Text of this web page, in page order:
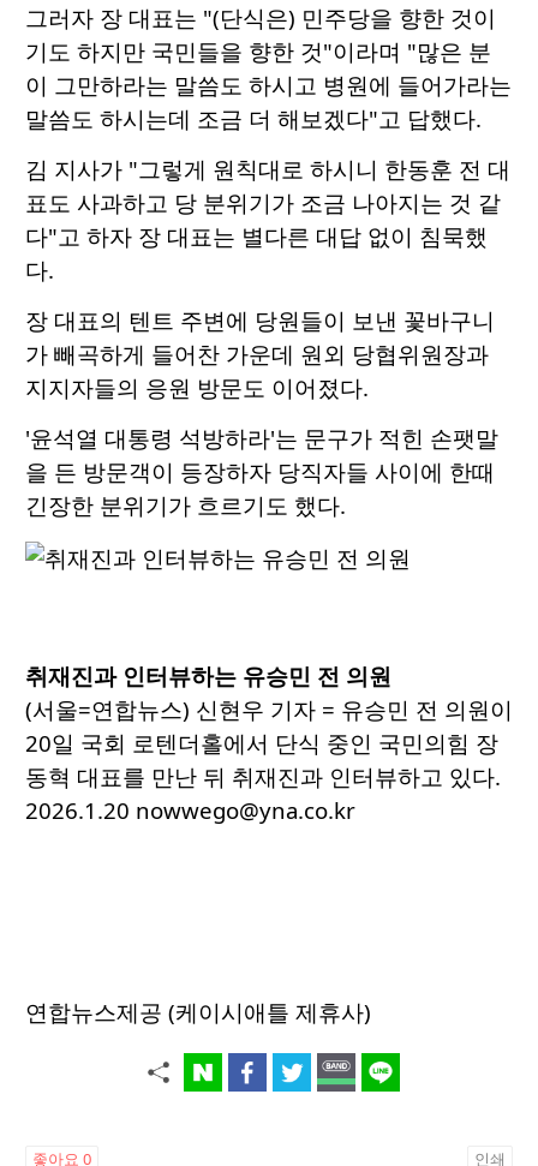
그러자 장 대표는 "(단식은) 민주당을 향한 것이
기도 하지만 국민들을 향한 것"이라며 "많은 분
이 그만하라는 말씀도 하시고 병원에 들어가라는
말씀도 하시는데 조금 더 해보겠다"고 답했다.
김 지사가 "그렇게 원칙대로 하시니 한동훈 전 대
표도 사과하고 당 분위기가 조금 나아지는 것 같
다"고 하자 장 대표는 별다른 대답 없이 침묵했
다.
장 대표의 텐트 주변에 당원들이 보낸 꽃바구니
가 빼곡하게 들어찬 가운데 원외 당협위원장과
지지자들의 응원 방문도 이어졌다.
'윤석열 대통령 석방하라'는 문구가 적힌 손팻말
을 든 방문객이 등장하자 당직자들 사이에 한때
긴장한 분위기가 흐르기도 했다.
취재진과 인터뷰하는 유승민 전 의원
(서울=연합뉴스) 신현우 기자 = 유승민 전 의원이
20일 국회 로텐더홀에서 단식 중인 국민의힘 장
동혁 대표를 만난 뒤 취재진과 인터뷰하고 있다.
2026.1.20 nowwego@yna.co.kr
연합뉴스제공 (케이시애틀 제휴사)
좋아요 0 인쇄